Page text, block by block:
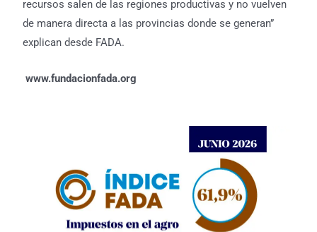
recursos salen de las regiones productivas y no vuelven
de manera directa a las provincias donde se generan”
explican desde FADA.
www.fundacionfada.org